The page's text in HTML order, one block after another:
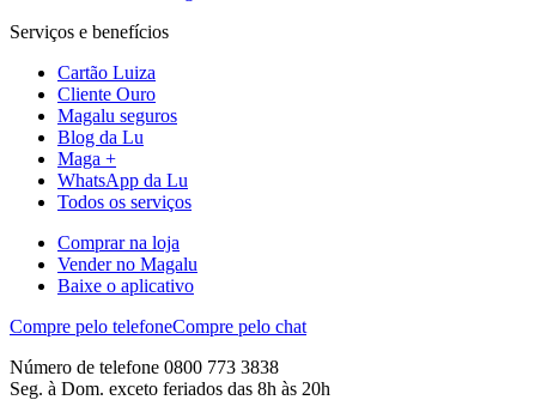
Serviços e benefícios
Cartão Luiza
Cliente Ouro
Magalu seguros
Blog da Lu
Maga +
WhatsApp da Lu
Todos os serviços
Comprar na loja
Vender no Magalu
Baixe o aplicativo
Compre pelo telefoneCompre pelo chat
Número de telefone 0800 773 3838
Seg. à Dom. exceto feriados das 8h às 20h